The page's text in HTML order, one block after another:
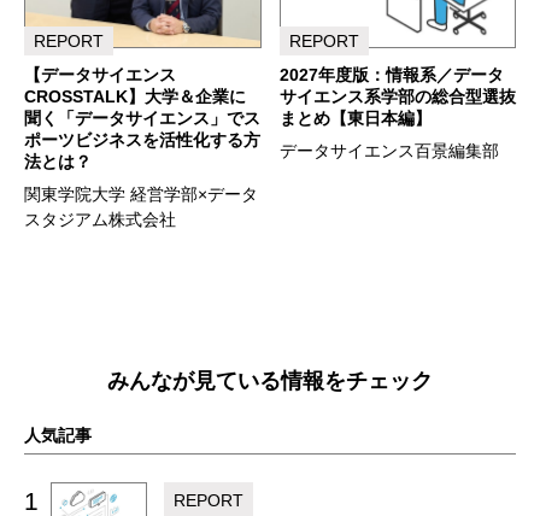
REPORT
【データサイエンス
CROSSTALK】大学＆企業に
聞く「データサイエンス」でス
ポーツビジネスを活性化する方
法とは？
関東学院大学 経営学部×データ
スタジアム株式会社
REPORT
2027年度版：情報系／データ
サイエンス系学部の総合型選抜
まとめ【東日本編】
データサイエンス百景編集部
みんなが見ている情報をチェック
人気記事
1
REPORT